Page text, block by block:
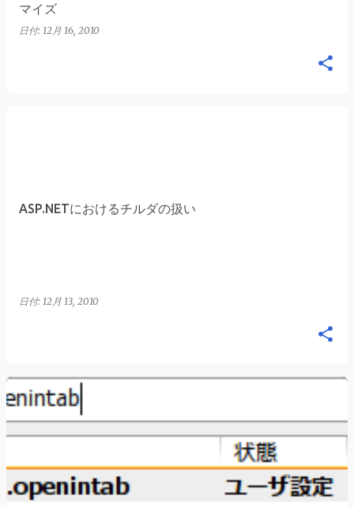
マイズ
日付: 12月 16, 2010
ASP.NETにおけるチルダの扱い
日付: 12月 13, 2010